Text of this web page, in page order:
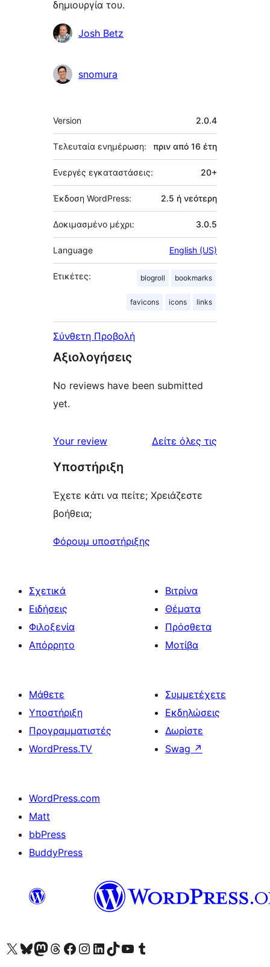
δημιουργία του.
Συντελεστές
Josh Betz
snomura
Μεταστοιχεία
Version 2.0.4
Τελευταία ενημέρωση: πριν από 16 έτη
Ενεργές εγκαταστάσεις: 20+
Έκδοση WordPress: 2.5 ή νεότερη
Δοκιμασμένο μέχρι: 3.0.5
Language English (US)
Ετικέτες: blogroll bookmarks
favicons icons links
Σύνθετη Προβολή
Αξιολογήσεις
No reviews have been submitted
yet.
Your review Δείτε όλες τις
Υποστήριξη
Έχετε κάτι να πείτε; Χρειάζεστε
βοήθεια;
Φόρουμ υποστήριξης
Σχετικά
Ειδήσεις
Φιλοξενία
Απόρρητο
Βιτρίνα
Θέματα
Πρόσθετα
Μοτίβα
Μάθετε
Υποστήριξη
Προγραμματιστές
WordPress.TV
Συμμετέχετε
Εκδηλώσεις
Δωρίστε
Swag ↗
WordPress.com
Matt
bbPress
BuddyPress
Visit our X (formerly Twitter) account
Visit our Bluesky account
Επισκεφθείτε τον λογαριασμό μας στο Mastodon
Visit our Threads account
Επισκεφτείτε τη σελίδα μας στο Facebook
Επισκεφθείτε τον λογαριασμό μας Instagram
Επισκεφθείτε τον λογαριασμό μας LinkedIn
Visit our TikTok account
Visit our YouTube channel
Visit our Tumblr account